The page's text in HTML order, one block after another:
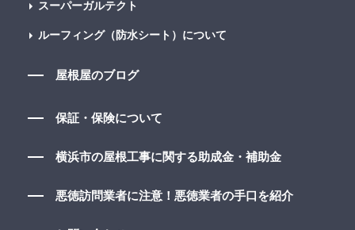
スーパーガルテクト
ルーフィング（防水シート）について
屋根屋のブログ
保証・保険について
横浜市の屋根工事に関する助成金・補助金
悪徳訪問業者に注意！悪徳業者の手口を紹介